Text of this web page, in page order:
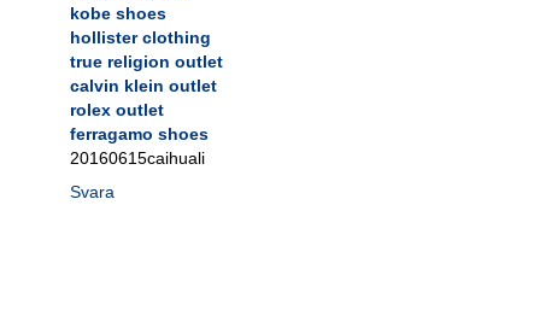
kobe shoes
hollister clothing
true religion outlet
calvin klein outlet
rolex outlet
ferragamo shoes
20160615caihuali
Svara